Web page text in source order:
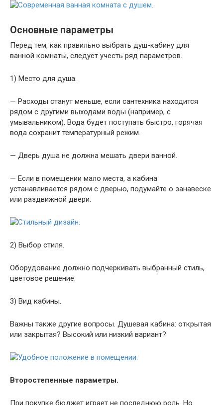
Основные параметры
Перед тем, как правильно выбрать душ-кабину для
ванной комнаты, следует учесть ряд параметров.
1) Место для душа.
— Расходы станут меньше, если сантехника находится
рядом с другими выходами воды (например, с
умывальником). Вода будет поступать быстро, горячая
вода сохранит температурный режим.
— Дверь душа не должна мешать двери ванной.
— Если в помещении мало места, а кабина
устанавливается рядом с дверью, подумайте о занавеске
или раздвижной двери.
2) Выбор стиля.
Оборудование должно подчеркивать выбранный стиль,
цветовое решение.
3) Вид кабины.
Важны также другие вопросы. Душевая кабина: открытая
или закрытая? Высокий или низкий вариант?
Второстепенные параметры.
При покупке бюджет играет не последнюю роль. Но